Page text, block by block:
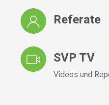
Referate
SVP TV
Videos und